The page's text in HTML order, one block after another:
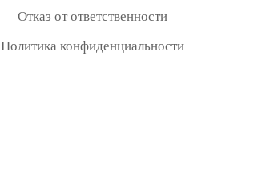
Отказ от ответственности
Политика конфиденциальности